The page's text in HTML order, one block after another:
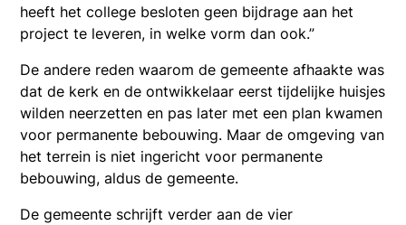
heeft het college besloten geen bijdrage aan het
project te leveren, in welke vorm dan ook.”
De andere reden waarom de gemeente afhaakte was
dat de kerk en de ontwikkelaar eerst tijdelijke huisjes
wilden neerzetten en pas later met een plan kwamen
voor permanente bebouwing. Maar de omgeving van
het terrein is niet ingericht voor permanente
bebouwing, aldus de gemeente.
De gemeente schrijft verder aan de vier